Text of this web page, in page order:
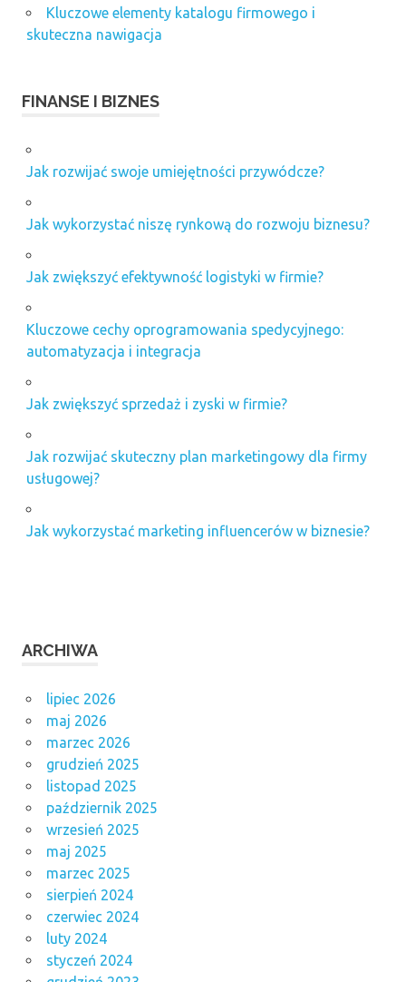
Kluczowe elementy katalogu firmowego i
skuteczna nawigacja
FINANSE I BIZNES
Jak rozwijać swoje umiejętności przywódcze?
Jak wykorzystać niszę rynkową do rozwoju biznesu?
Jak zwiększyć efektywność logistyki w firmie?
Kluczowe cechy oprogramowania spedycyjnego:
automatyzacja i integracja
Jak zwiększyć sprzedaż i zyski w firmie?
Jak rozwijać skuteczny plan marketingowy dla firmy
usługowej?
Jak wykorzystać marketing influencerów w biznesie?
ARCHIWA
lipiec 2026
maj 2026
marzec 2026
grudzień 2025
listopad 2025
październik 2025
wrzesień 2025
maj 2025
marzec 2025
sierpień 2024
czerwiec 2024
luty 2024
styczeń 2024